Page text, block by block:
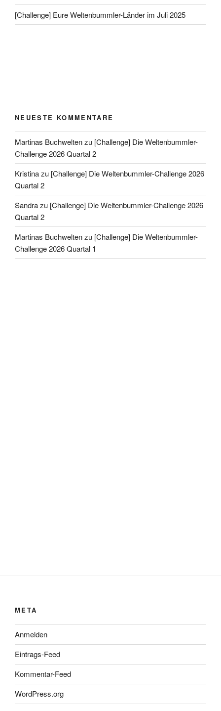
[Challenge] Eure Weltenbummler-Länder im Juli 2025
NEUESTE KOMMENTARE
Martinas Buchweltenzu [Challenge] Die Weltenbummler-
Challenge 2026 Quartal 2
Kristinazu [Challenge] Die Weltenbummler-Challenge 2026
Quartal 2
Sandrazu [Challenge] Die Weltenbummler-Challenge 2026
Quartal 2
Martinas Buchweltenzu [Challenge] Die Weltenbummler-
Challenge 2026 Quartal 1
META
Anmelden
Eintrags-Feed
Kommentar-Feed
WordPress.org